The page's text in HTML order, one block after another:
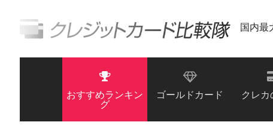
国内最
おすすめランキン
グ
ゴールドカード クレカ